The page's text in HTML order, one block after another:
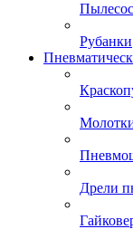
Рубанки
Дрели